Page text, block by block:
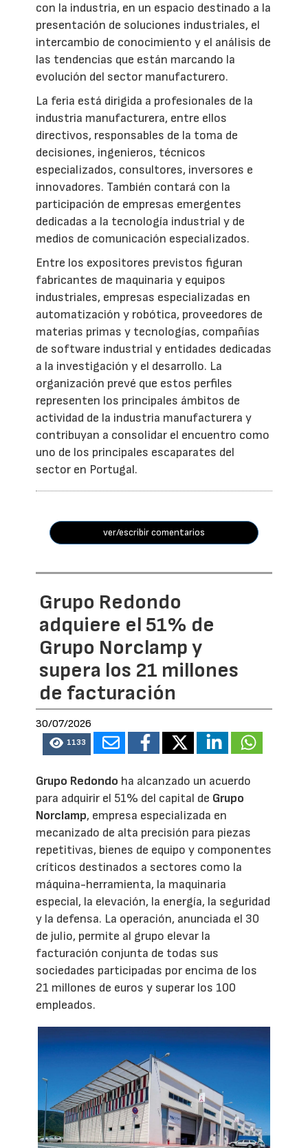
con la industria, en un espacio destinado a la
presentación de soluciones industriales, el
intercambio de conocimiento y el análisis de
las tendencias que están marcando la
evolución del sector manufacturero.
La feria está dirigida a profesionales de la
industria manufacturera, entre ellos
directivos, responsables de la toma de
decisiones, ingenieros, técnicos
especializados, consultores, inversores e
innovadores. También contará con la
participación de empresas emergentes
dedicadas a la tecnología industrial y de
medios de comunicación especializados.
Entre los expositores previstos figuran
fabricantes de maquinaria y equipos
industriales, empresas especializadas en
automatización y robótica, proveedores de
materias primas y tecnologías, compañías
de software industrial y entidades dedicadas
a la investigación y el desarrollo. La
organización prevé que estos perfiles
representen los principales ámbitos de
actividad de la industria manufacturera y
contribuyan a consolidar el encuentro como
uno de los principales escaparates del
sector en Portugal.
ver/escribir comentarios
Grupo Redondo
adquiere el 51% de
Grupo Norclamp y
supera los 21 millones
de facturación
30/07/2026
1133
Grupo Redondo ha alcanzado un acuerdo
para adquirir el 51% del capital de Grupo
Norclamp, empresa especializada en
mecanizado de alta precisión para piezas
repetitivas, bienes de equipo y componentes
críticos destinados a sectores como la
máquina-herramienta, la maquinaria
especial, la elevación, la energía, la seguridad
y la defensa. La operación, anunciada el 30
de julio, permite al grupo elevar la
facturación conjunta de todas sus
sociedades participadas por encima de los
21 millones de euros y superar los 100
empleados.